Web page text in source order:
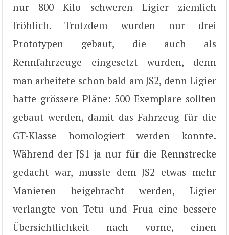
nur 800 Kilo schweren Ligier ziemlich
fröhlich. Trotzdem wurden nur drei
Prototypen gebaut, die auch als
Rennfahrzeuge eingesetzt wurden, denn
man arbeitete schon bald am JS2, denn Ligier
hatte grössere Pläne: 500 Exemplare sollten
gebaut werden, damit das Fahrzeug für die
GT-Klasse homologiert werden konnte.
Während der JS1 ja nur für die Rennstrecke
gedacht war, musste dem JS2 etwas mehr
Manieren beigebracht werden, Ligier
verlangte von Tetu und Frua eine bessere
Übersichtlichkeit nach vorne, einen